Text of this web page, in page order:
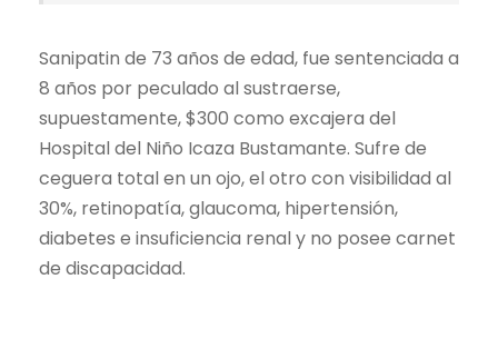
Sanipatin de 73 años de edad, fue sentenciada a
8 años por peculado al sustraerse,
supuestamente, $300 como excajera del
Hospital del Niño Icaza Bustamante. Sufre de
ceguera total en un ojo, el otro con visibilidad al
30%, retinopatía, glaucoma, hipertensión,
diabetes e insuficiencia renal y no posee carnet
de discapacidad.